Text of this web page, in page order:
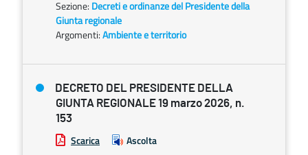
Sezione: Decreti e ordinanze del Presidente della
Giunta regionale
Argomenti:Ambiente e territorio
DECRETO DEL PRESIDENTE DELLA
GIUNTA REGIONALE 19 marzo 2026, n.
153
Scarica Ascolta